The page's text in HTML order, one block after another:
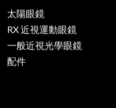
太陽眼鏡
RX 近視運動眼鏡
一般近視光學眼鏡
配件